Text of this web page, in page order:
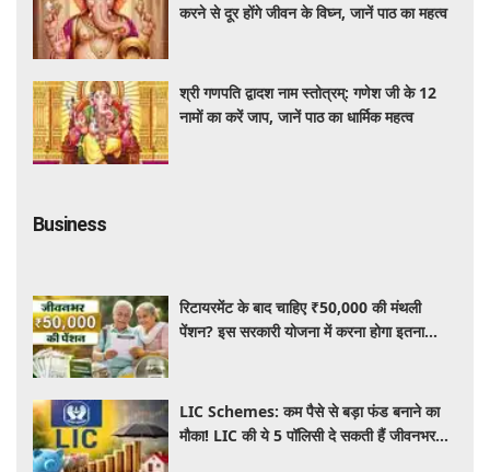
करने से दूर होंगे जीवन के विघ्न, जानें पाठ का महत्व
श्री गणपति द्वादश नाम स्तोत्रम्: गणेश जी के 12
नामों का करें जाप, जानें पाठ का धार्मिक महत्व
Business
रिटायरमेंट के बाद चाहिए ₹50,000 की मंथली
पेंशन? इस सरकारी योजना में करना होगा इतना
LIC Schemes: कम पैसे से बड़ा फंड बनाने का
मौका! LIC की ये 5 पॉलिसी दे सकती हैं जीवनभर